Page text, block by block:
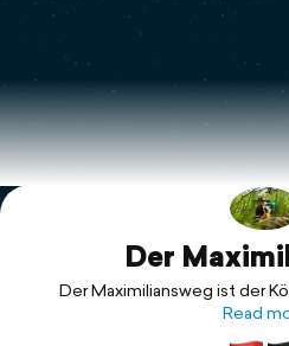
Print a book
Flyover video
Explore
Support
Der
Der Maximiliansweg ist der
Fernwanderwegen durch die
360km vom Bodensee zum
Read